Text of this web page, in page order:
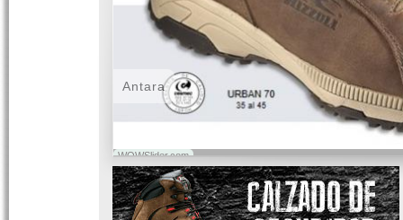
WOWSlider.com
Antara